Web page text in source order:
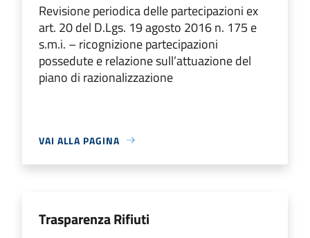
Revisione periodica delle partecipazioni ex
art. 20 del D.Lgs. 19 agosto 2016 n. 175 e
s.m.i. – ricognizione partecipazioni
possedute e relazione sull’attuazione del
piano di razionalizzazione
VAI ALLA PAGINA
Trasparenza Rifiuti